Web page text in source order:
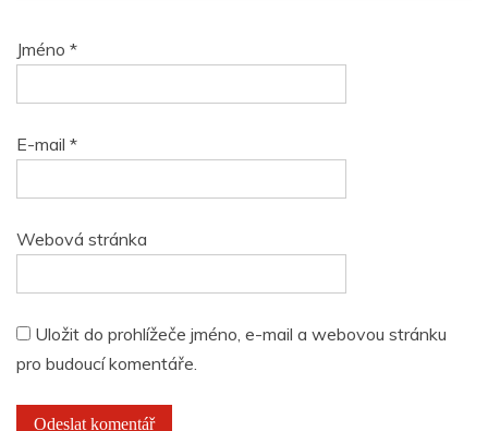
Jméno *
E-mail *
Webová stránka
Uložit do prohlížeče jméno, e-mail a webovou stránku
pro budoucí komentáře.